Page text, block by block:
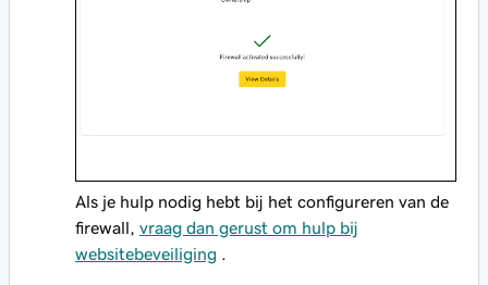
Als je hulp nodig hebt bij het configureren van de
firewall, vraag dan gerust om hulp bij
websitebeveiliging